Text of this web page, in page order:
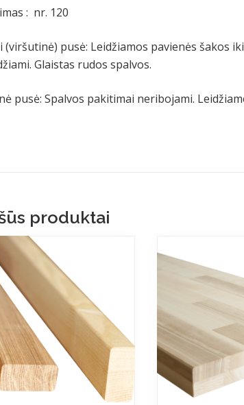
: nr. 120
(viršutinė) pusė: Leidžiamos pavienės šakos
Glaistas rudos spalvos.
pusė: Spalvos pakitimai neribojami.
produktai